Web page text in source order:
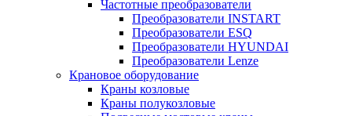
Частотные преобразователи
Преобразователи INSTART
Преобразователи ESQ
Преобразователи HYUNDAI
Преобразователи Lenze
Крановое оборудование
Краны козловые
Краны полукозловые